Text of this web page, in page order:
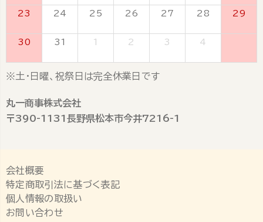
23 24 25 26 27 28 29
30 31 1 2 3 4
※土・日曜、祝祭日は完全休業日です
丸一商事株式会社
〒390-1131長野県松本市今井7216-1
会社概要
特定商取引法に基づく表記
個人情報の取扱い
お問い合わせ